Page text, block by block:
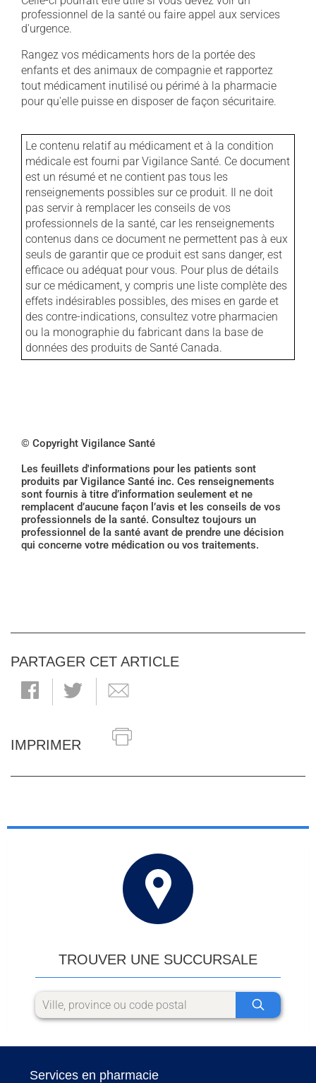
professionnel de la santé ou faire appel aux services
d'urgence.
Rangez vos médicaments hors de la portée des
enfants et des animaux de compagnie et rapportez
tout médicament inutilisé ou périmé à la pharmacie
pour qu'elle puisse en disposer de façon sécuritaire.
Le contenu relatif au médicament et à la condition
médicale est fourni par Vigilance Santé. Ce document
est un résumé et ne contient pas tous les
renseignements possibles sur ce produit. Il ne doit
pas servir à remplacer les conseils de vos
professionnels de la santé, car les renseignements
contenus dans ce document ne permettent pas à eux
seuls de garantir que ce produit est sans danger, est
efficace ou adéquat pour vous. Pour plus de détails
sur ce médicament, y compris une liste complète des
effets indésirables possibles, des mises en garde et
des contre-indications, consultez votre pharmacien
ou la monographie du fabricant dans la base de
données des produits de Santé Canada.
© Copyright Vigilance Santé
Les feuillets d'informations pour les patients sont
produits par Vigilance Santé inc. Ces renseignements
sont fournis à titre d’information seulement et ne
remplacent d’aucune façon l’avis et les conseils de vos
professionnels de la santé. Consultez toujours un
professionnel de la santé avant de prendre une décision
qui concerne votre médication ou vos traitements.
PARTAGER CET ARTICLE
IMPRIMER
TROUVER UNE SUCCURSALE
Services en pharmacie